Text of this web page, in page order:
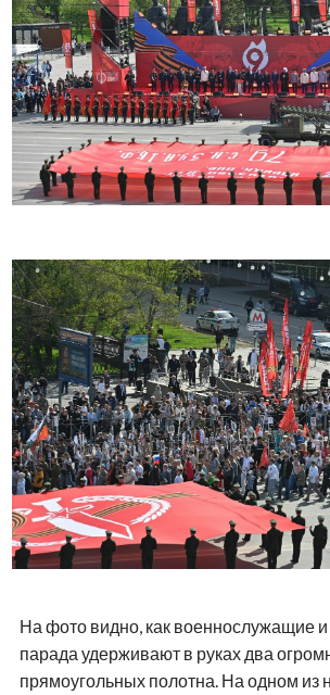
На фото видно, как военнослужащие и
парада удерживают в руках два
прямоугольных полотна. На одном из